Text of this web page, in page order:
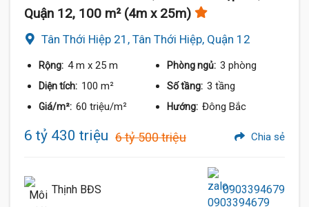
Quận 12, 100 m² (4m x 25m)
Tân Thới Hiệp 21, Tân Thới Hiệp, Quận 12
Rộng: 4 m x 25 m Phòng ngủ: 3 phòng
Diện tích: 100 m² Số tầng: 3 tầng
Giá/m²: 60 triệu/m² Hướng: Đông Bắc
6 tỷ 430 triệu 6 tỷ 500 triệu Chia sẻ
Thịnh BĐS 0903394679